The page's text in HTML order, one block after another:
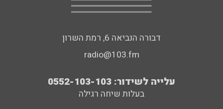
דבורה הנביאה 6, רמת השרון
radio@103.fm
עלייה לשידור: 0552-103-103
בעלות שיחה רגילה